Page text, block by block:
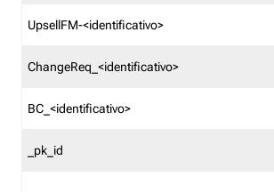
UpsellFM-<identificativo>
ChangeReq_<identificativo>
BC_<identificativo>
_pk_id